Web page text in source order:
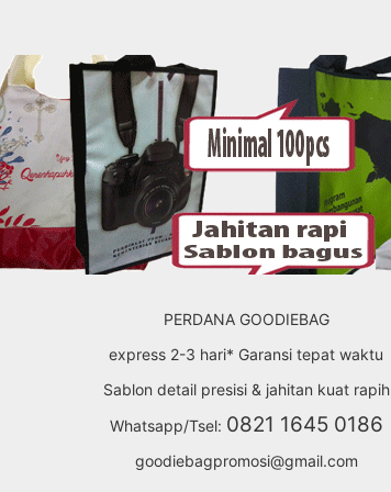
PERDANA GOODIEBAG
express 2-3 hari* Garansi tepat waktu
Sablon detail presisi & jahitan kuat rapih
Whatsapp/Tsel: 0821 1645 0186
goodiebagpromosi@gmail.com